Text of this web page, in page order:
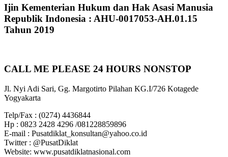
Ijin Kementerian Hukum dan Hak Asasi Manusia
Republik Indonesia : AHU-0017053-AH.01.15
Tahun 2019
CALL ME PLEASE 24 HOURS NONSTOP
Jl. Nyi Adi Sari, Gg. Margotirto Pilahan KG.I/726 Kotagede
Yogyakarta
Telp/Fax : (0274) 4436844
Hp : 0823 2428 4296 /081228859896
E-mail : Pusatdiklat_konsultan@yahoo.co.id
Twitter : @PusatDiklat
Website: www.pusatdiklatnasional.com